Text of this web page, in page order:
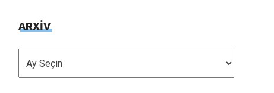
ARXİV
ARXİV